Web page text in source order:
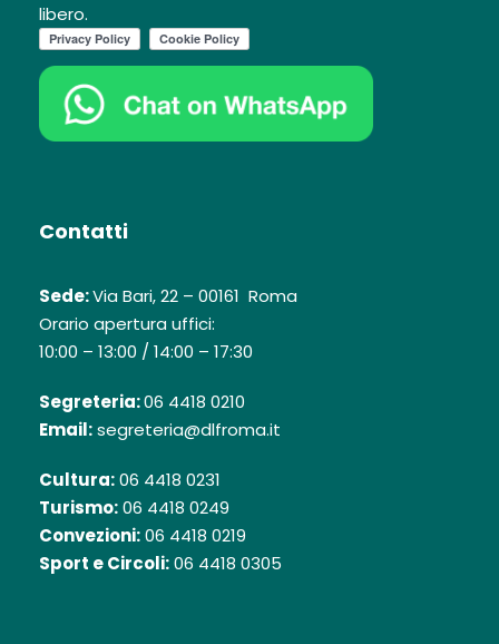
libero.
Contatti
Sede:Via Bari, 22 – 00161 Roma
Orario apertura uffici:
10:00 – 13:00 / 14:00 – 17:30
Segreteria:06 4418 0210
Email:segreteria@dlfroma.it
Cultura:06 4418 0231
Turismo:06 4418 0249
Convezioni:06 4418 0219
Sport e Circoli:06 4418 0305